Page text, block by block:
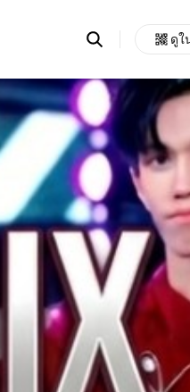
Search
messages
search
area
ดูใ